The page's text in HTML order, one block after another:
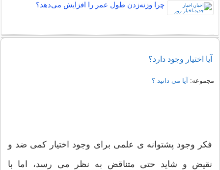
چرا وزنه‌زدن طول عمر را افزایش می‌دهد؟
آیا اختیار وجود دارد؟
مجموعه: آیا می دانید ؟
فکر وجود پشتوانه ی علمی برای وجود اختیار کمی ضد و
نقیض و شاید حتی متناقض به نظر می رسد، اما با